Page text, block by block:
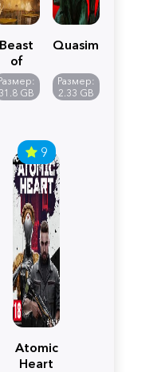
Beast
of
31.8 GB
Quasimorph
Размер:
2.33 GB
9
Atomic
Heart